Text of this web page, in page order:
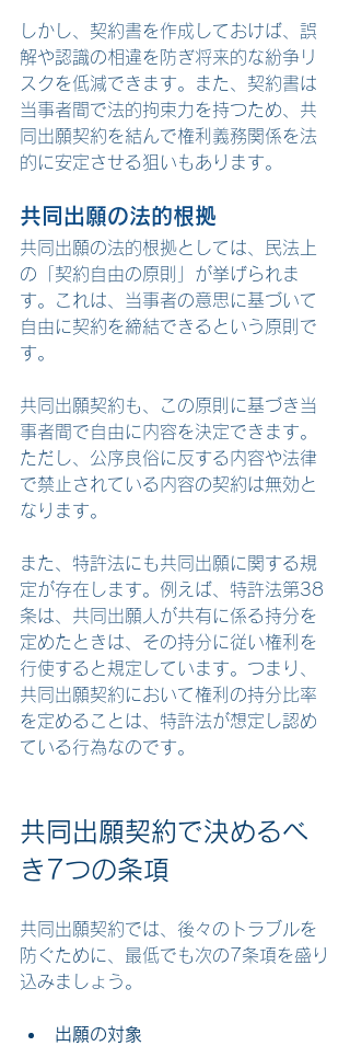
しかし、契約書を作成しておけば、誤
解や認識の相違を防ぎ将来的な紛争リ
スクを低減できます。また、契約書は
当事者間で法的拘束力を持つため、共
同出願契約を結んで権利義務関係を法
的に安定させる狙いもあります。
共同出願の法的根拠
共同出願の法的根拠としては、民法上
の「契約自由の原則」が挙げられま
す。これは、当事者の意思に基づいて
自由に契約を締結できるという原則で
す。
共同出願契約も、この原則に基づき当
事者間で自由に内容を決定できます。
ただし、公序良俗に反する内容や法律
で禁止されている内容の契約は無効と
なります。
また、特許法にも共同出願に関する規
定が存在します。例えば、特許法第38
条は、共同出願人が共有に係る持分を
定めたときは、その持分に従い権利を
行使すると規定しています。つまり、
共同出願契約において権利の持分比率
を定めることは、特許法が想定し認め
ている行為なのです。
共同出願契約で決めるべ
き7つの条項
共同出願契約では、後々のトラブルを
防ぐために、最低でも次の7条項を盛り
込みましょう。
出願の対象